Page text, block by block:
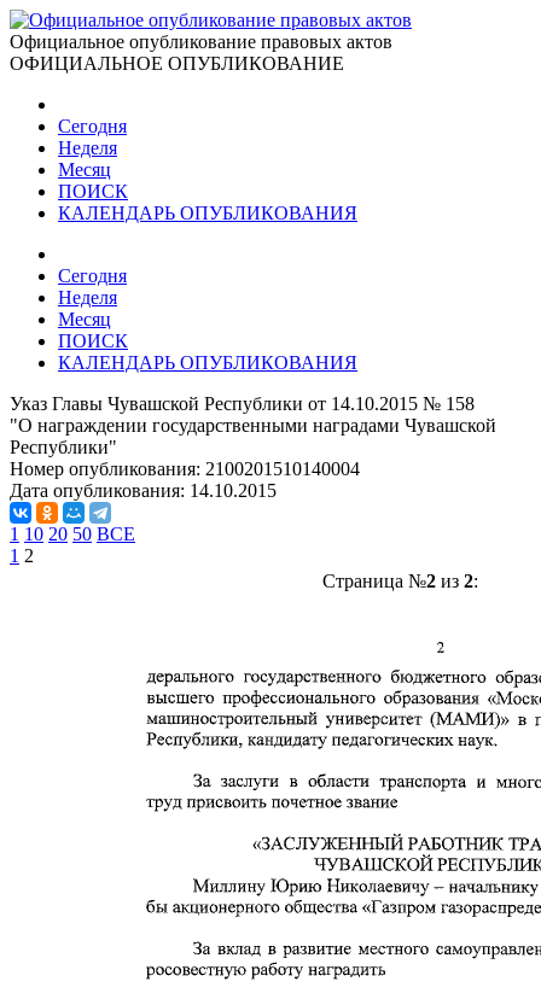
Официальное опубликование правовых актов
ОФИЦИАЛЬНОЕ ОПУБЛИКОВАНИЕ
Сегодня
Неделя
Месяц
ПОИСК
КАЛЕНДАРЬ ОПУБЛИКОВАНИЯ
Сегодня
Неделя
Месяц
ПОИСК
КАЛЕНДАРЬ ОПУБЛИКОВАНИЯ
Указ Главы Чувашской Республики от 14.10.2015 № 158
"О награждении государственными наградами Чувашской
Республики"
Номер опубликования: 2100201510140004
Дата опубликования: 14.10.2015
1 10 20 50 ВСЕ
1 2
Страница №2из 2: